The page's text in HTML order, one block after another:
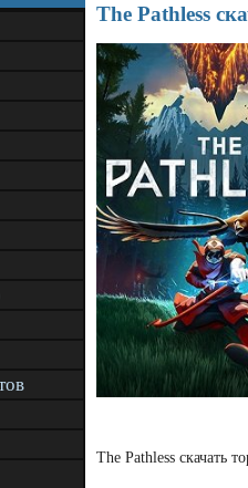
The Pathless
The Pathless скачать